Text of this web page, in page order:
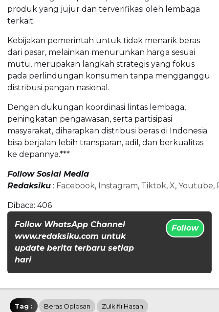
produk yang jujur dan terverifikasi oleh lembaga
terkait.
Kebijakan pemerintah untuk tidak menarik beras
dari pasar, melainkan menurunkan harga sesuai
mutu, merupakan langkah strategis yang fokus
pada perlindungan konsumen tanpa mengganggu
distribusi pangan nasional.
Dengan dukungan koordinasi lintas lembaga,
peningkatan pengawasan, serta partisipasi
masyarakat, diharapkan distribusi beras di Indonesia
bisa berjalan lebih transparan, adil, dan berkualitas
ke depannya.***
Follow Sosial Media
Redaksiku : Facebook, Instagram, Tiktok, X, Youtube,
Dibaca: 406
Follow WhatsApp Channel
www.redaksiku.com untuk
update berita terbaru setiap
hari
Follow
Tag : Beras Oplosan Zulkifli Hasan